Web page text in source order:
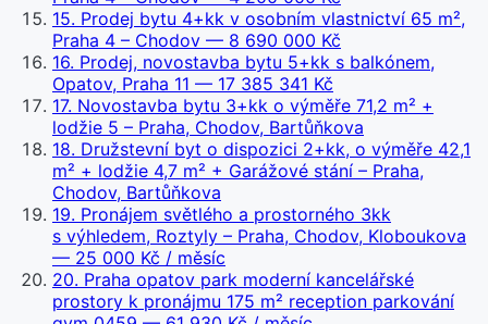
15. Prodej bytu 4+kk v osobním vlastnictví 65 m²,
Praha 4 – Chodov — 8 690 000 Kč
16. Prodej, novostavba bytu 5+kk s balkónem,
Opatov, Praha 11 — 17 385 341 Kč
17. Novostavba bytu 3+kk o výměře 71,2 m² +
lodžie 5 – Praha, Chodov, Bartůňkova
18. Družstevní byt o dispozici 2+kk, o výměře 42,1
m² + lodžie 4,7 m² + Garážové stání – Praha,
Chodov, Bartůňkova
19. Pronájem světlého a prostorného 3kk
s výhledem, Roztyly – Praha, Chodov, Kloboukova
— 25 000 Kč / měsíc
20. Praha opatov park moderní kancelářské
prostory k pronájmu 175 m² reception parkování